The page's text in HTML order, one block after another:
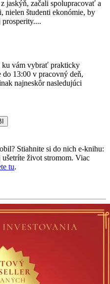
jaskýň, začali spolupracovať a
nielen študenti ekonómie, by
ku vám vybrať prakticky
13:00 v pracovný deň,
najneskôr nasledujúci
Stiahnite si do nich e-knihu:
život stromom. Viac
tu.